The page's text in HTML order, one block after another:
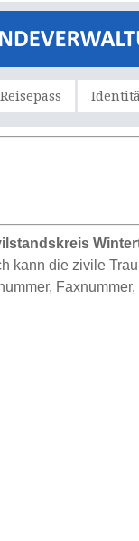
Reisepass
kann die zivile